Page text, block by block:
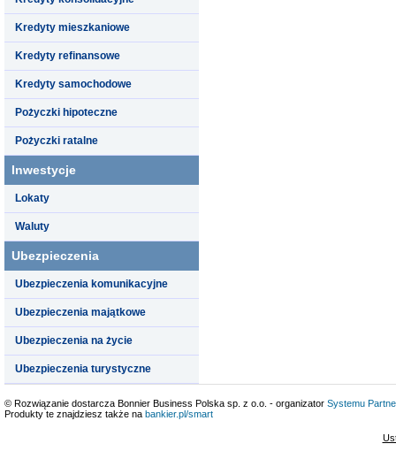
Kredyty mieszkaniowe
Kredyty refinansowe
Kredyty samochodowe
Pożyczki hipoteczne
Pożyczki ratalne
Inwestycje
Lokaty
Waluty
Ubezpieczenia
Ubezpieczenia komunikacyjne
Ubezpieczenia majątkowe
Ubezpieczenia na życie
Ubezpieczenia turystyczne
© Rozwiązanie dostarcza Bonnier Business Polska sp. z o.o. - organizator Systemu
Produkty te znajdziesz także na bankier.pl/smart